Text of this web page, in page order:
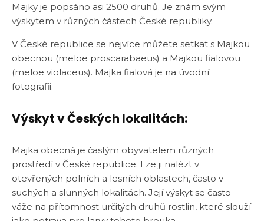
Majky je popsáno asi 2500 druhů. Je znám svým
výskytem v různých částech České republiky.
V České republice se nejvíce můžete setkat s Majkou
obecnou (meloe proscarabaeus) a Majkou fialovou
(meloe violaceus). Majka fialová je na úvodní
fotografii.
Výskyt v Českých lokalitách:
Majka obecná je častým obyvatelem různých
prostředí v České republice. Lze ji nalézt v
otevřených polních a lesních oblastech, často v
suchých a slunných lokalitách. Její výskyt se často
váže na přítomnost určitých druhů rostlin, které slouží